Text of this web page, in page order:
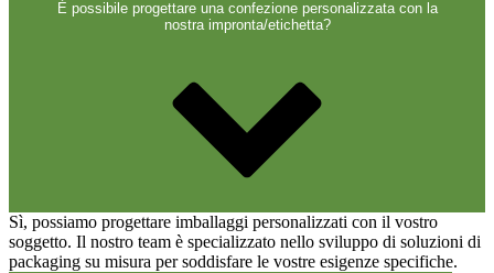
È possibile progettare una confezione personalizzata con la
nostra impronta/etichetta?
Sì, possiamo progettare imballaggi personalizzati con il vostro
soggetto. Il nostro team è specializzato nello sviluppo di soluzioni di
packaging su misura per soddisfare le vostre esigenze specifiche.